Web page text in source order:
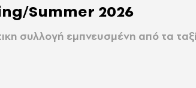
Summer 2026
συλλογή εμπνευσμένη από τα